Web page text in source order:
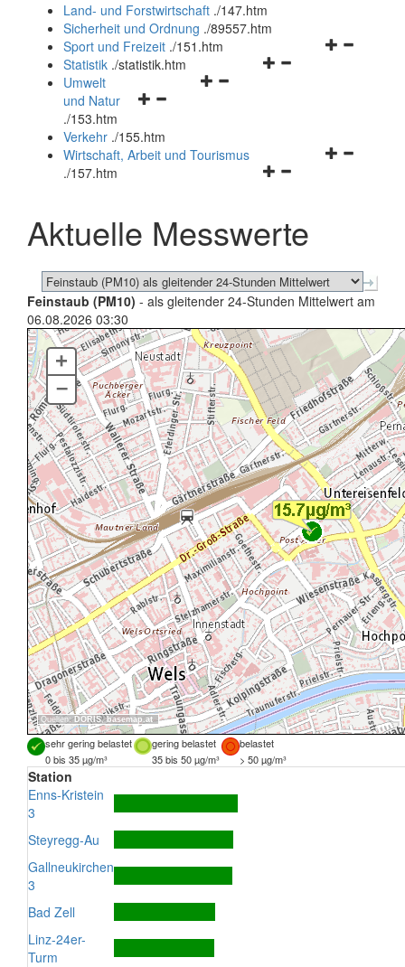
und
schließen
Land- und Forstwirtschaft ./147.htm
Sicherheit und Ordnung ./89557.htm
Navigationsmenü
Sport und Freizeit ./151.htm
Navigationsmenü
Statistik ./statistik.htm
Navigationsmenü
und
schließen
Umwelt
und Natur
./153.htm
Verkehr ./155.htm
Navigationsmenü
schließen
Wirtschaft, Arbeit und Tourismus
./157.htm
Aktuelle Messwerte
Feinstaub (PM10) - als gleitender 24-Stunden Mittelwert am
06.08.2026 03:30
Quellen: DORIS, basemap.at
+
–
sehr gering belastet gering belastet
belastet
0 bis 35 µg/m³
35 bis 50 µg/m³ > 50 µg/m³
Station
Enns-Kristein
3
Steyregg-Au
Gallneukirchen
3
Bad Zell
Linz-24er-
Turm